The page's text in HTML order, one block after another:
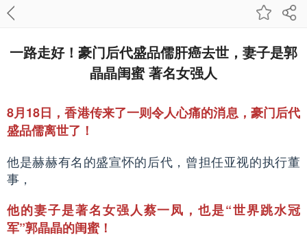
一路走好！豪门后代盛品儒肝癌去世，妻子是郭
晶晶闺蜜 著名女强人
8月18日，香港传来了一则令人心痛的消息，豪门后代
盛品儒离世了！
他是赫赫有名的盛宣怀的后代，曾担任亚视的执行董
事，
他的妻子是著名女强人蔡一凤，也是“世界跳水冠
军”郭晶晶的闺蜜！